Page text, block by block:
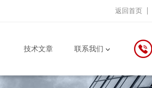
返回首页
技术文章 联系我们